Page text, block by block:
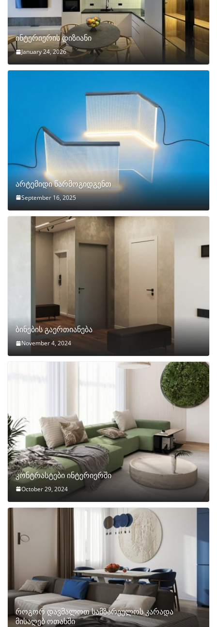
ინტერიერის დიზიანი
January 24, 2026
არტემიდი წარმოგიდგენთ
September 16, 2025
ბინების გაერთიანება
November 4, 2024
კონტრასტები ინტერიერში
October 29, 2024
როგორ დავმალოთ სამზარეულოს კარადა
მისაღებ ოთახში